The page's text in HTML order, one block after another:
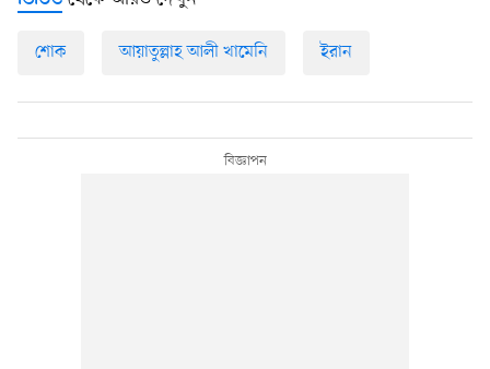
শোক আয়াতুল্লাহ আলী খামেনি ইরান